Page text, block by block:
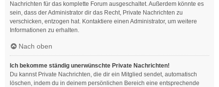
Nachrichten für das komplette Forum ausgeschaltet. Außerdem könnte es
sein, dass der Administrator dir das Recht, Private Nachrichten zu
verschicken, entzogen hat. Kontaktiere einen Administrator, um weitere
Informationen zu erhalten.
Nach oben
Ich bekomme ständig unerwünschte Private Nachrichten!
Du kannst Private Nachrichten, die dir ein Mitglied sendet, automatisch
löschen, indem du in deinem persönlichen Bereich eine entsprechende